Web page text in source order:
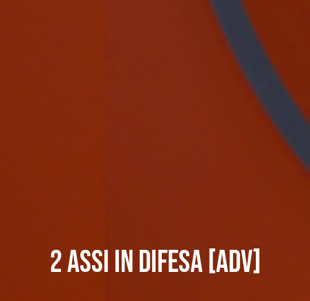
2 assi in difesa [adv]